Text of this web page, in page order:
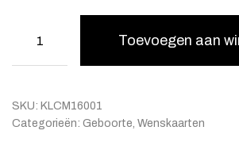
Toevoegen aan
SKU: KLCM16001
Categorieën: Geboorte, Wenskaarten